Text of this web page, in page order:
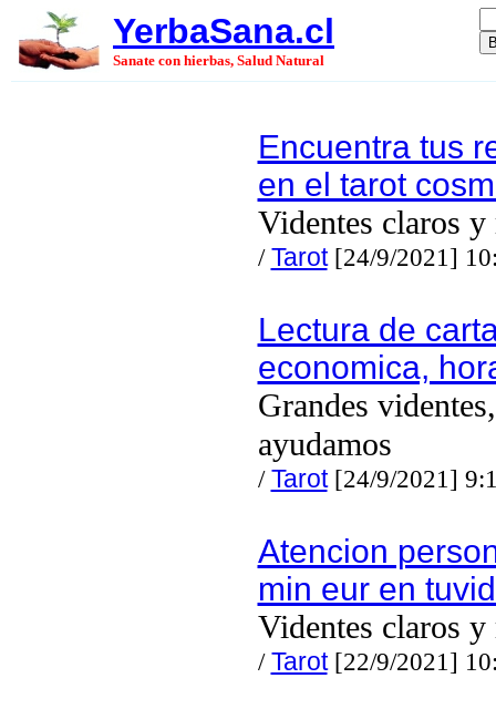
YerbaSana.cl
Sanate con hierbas, Salud Natural
Encuentra tus
en el tarot
Videntes claros y
/Tarot[24/9/2021]
Lectura de
economica,
Grandes
ayudamos
/Tarot[24/9/2021]
Atencion
min eur en
Videntes claros y
/Tarot[22/9/2021]